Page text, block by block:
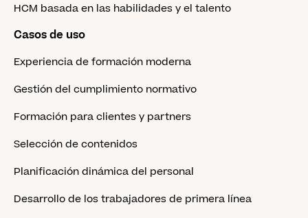
HCM basada en las habilidades y el talento
Casos de uso
Experiencia de formación moderna
Gestión del cumplimiento normativo
Formación para clientes y partners
Selección de contenidos
Planificación dinámica del personal
Desarrollo de los trabajadores de primera línea